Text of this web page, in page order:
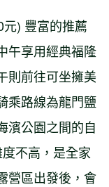
元) 豐富的推薦
午享用經典福隆
則前往可坐擁美
乘路線為龍門鹽
濱公園之間的自
不高，是全家
營區出發後，會